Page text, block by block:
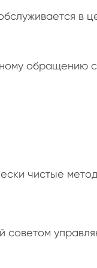
в
обращению с
чистые
советом